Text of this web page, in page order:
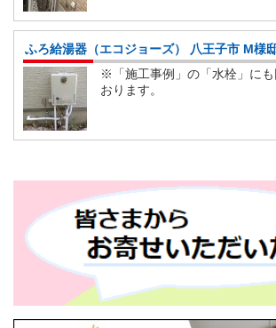
ふろ給湯器（エコジョーズ） 八王子市 M様
※「施工事例」の「水栓」に
おります。